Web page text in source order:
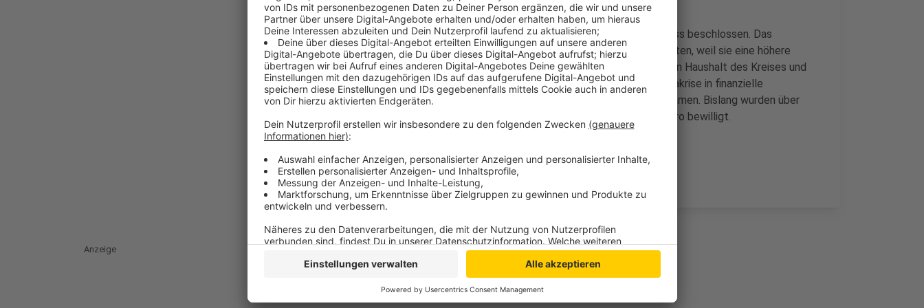
Das haben CDU und FDP mit ihrer Mehrheit jetzt im Kreisausschuss beschlossen. Das
Programm ist vor allem unter den Bürgermeistern nicht unumstritten, weil sie eine höhere
Kreisumlage fürchten. Das Geld kommt derzeit aus dem laufenden Haushalt des Kreises und
ist für Unternehmer und Freiberufler gedacht, die durch die Coronakrise in finanzielle
Schwierigkeiten geraten sind. Sie können bis zu 7.500 Euro bekommen. Bislang wurden über
900 Anträge mit einem Gesamtvolumen von gut 3,56 Millionen Euro bewilligt.
Anzeige